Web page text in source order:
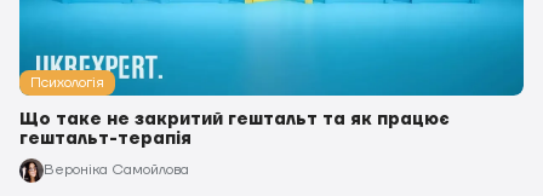
Психологія
Що таке не закритий гештальт та як працює
гештальт-терапія
Вероніка Самойлова